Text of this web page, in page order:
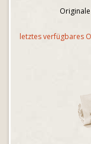
letztes verfügbares